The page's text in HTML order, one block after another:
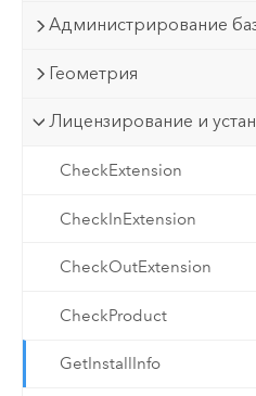
Администрирование
Геометрия
Лицензирование и
CheckExtension
CheckInExtension
CheckOutExtension
CheckProduct
GetInstallInfo